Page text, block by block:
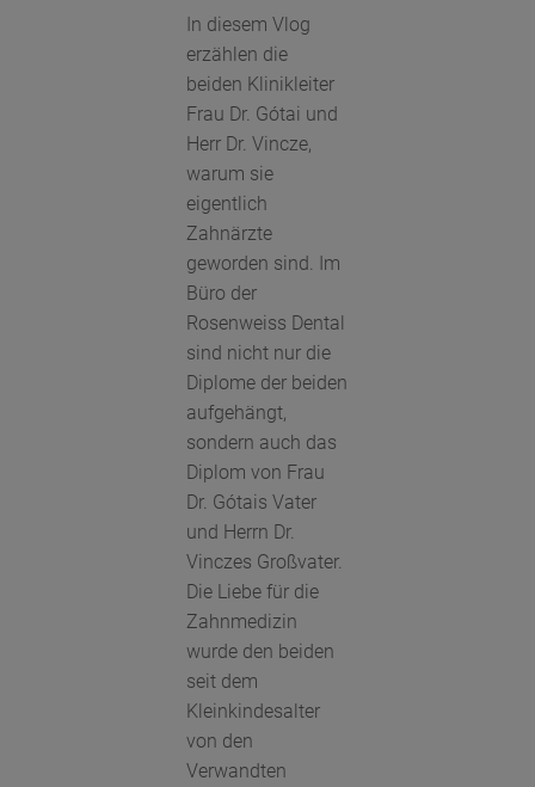
In diesem Vlog
erzählen die
beiden Klinikleiter
Frau Dr. Gótai und
Herr Dr. Vincze,
warum sie
eigentlich
Zahnärzte
geworden sind. Im
Büro der
Rosenweiss Dental
sind nicht nur die
Diplome der beiden
aufgehängt,
sondern auch das
Diplom von Frau
Dr. Gótais Vater
und Herrn Dr.
Vinczes Großvater.
Die Liebe für die
Zahnmedizin
wurde den beiden
seit dem
Kleinkindesalter
von den
Verwandten